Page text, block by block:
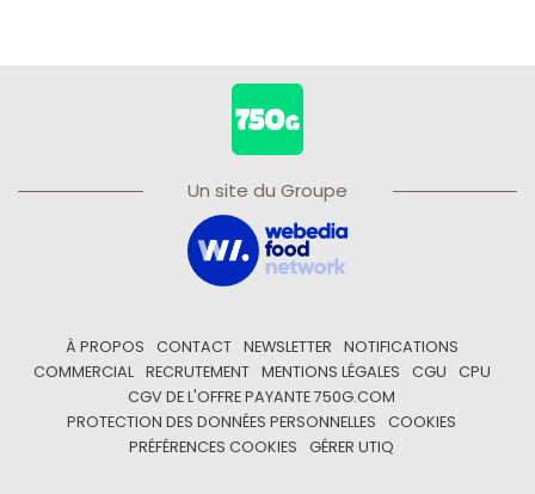
Un site du Groupe
À PROPOS CONTACT NEWSLETTER
NOTIFICATIONS
COMMERCIAL
RECRUTEMENT MENTIONS LÉGALES CGU
CPU
CGV DE L'OFFRE PAYANTE 750G.COM
PROTECTION DES DONNÉES PERSONNELLES
COOKIES
PRÉFÉRENCES COOKIES
GÉRER UTIQ